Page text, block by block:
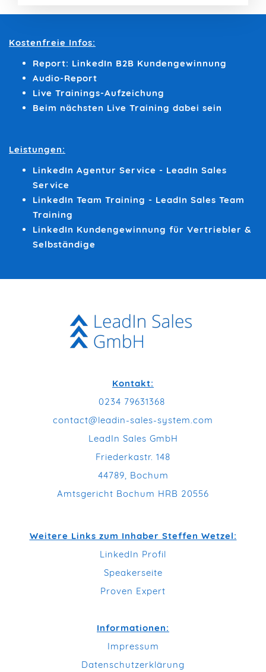
Kostenfreie Infos:
Report: LinkedIn B2B Kundengewinnung
Audio-Report
Live Trainings-Aufzeichung
Beim nächsten Live Training dabei sein
Leistungen:
LinkedIn Agentur Service - LeadIn Sales
Service
LinkedIn Team Training - LeadIn Sales Team
Training
LinkedIn Kundengewinnung für Vertriebler &
Selbständige
Kontakt:
0234 79631368
contact@leadin-sales-system.com
LeadIn Sales GmbH
Friederkastr. 148
44789, Bochum
Amtsgericht Bochum HRB 20556
Weitere Links zum Inhaber Steffen Wetzel:
LinkedIn Profil
Speakerseite
Proven Expert
Informationen:
Impressum
Datenschutzerklärung